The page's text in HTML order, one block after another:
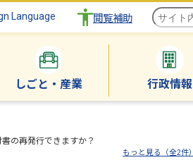
Language 閲覧補助
しごと・産業 行政情報
の再発行できますか？
もっと見る（全2件）